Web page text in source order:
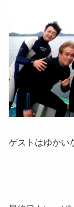
ゲストはゆかい